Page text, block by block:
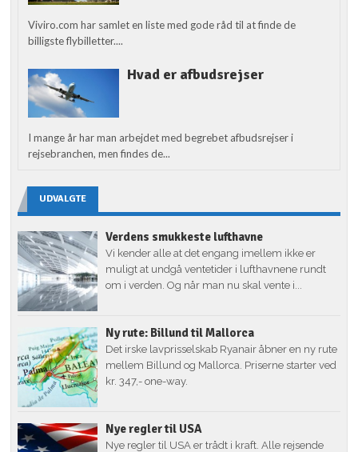
Viviro.com har samlet en liste med gode råd til at finde de
billigste flybilletter....
Hvad er afbudsrejser
I mange år har man arbejdet med begrebet afbudsrejser i
rejsebranchen, men findes de...
UDVALGTE
Verdens smukkeste lufthavne
Vi kender alle at det engang imellem ikke er
muligt at undgå ventetider i lufthavnene rundt
om i verden. Og når man nu skal vente i...
Ny rute: Billund til Mallorca
Det irske lavprisselskab Ryanair åbner en ny rute
mellem Billund og Mallorca. Priserne starter ved
kr. 347,- one-way.
Nye regler til USA
Nye regler til USA er trådt i kraft. Alle rejsende